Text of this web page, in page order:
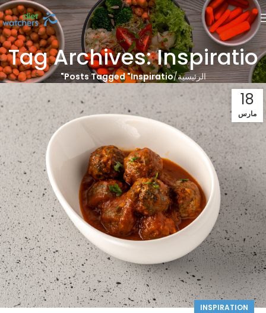
Tag Archives: Inspiratio
الرئيسية Posts Tagged "Inspiratio"
18
مارس
INSPIRATION